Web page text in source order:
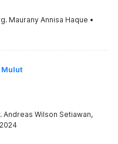
Maurany Annisa Haque •
Mulut
Andreas Wilson Setiawan,